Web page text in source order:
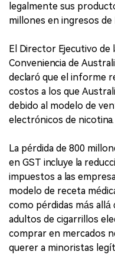
legalmente sus
millones en ingresos de
El Director Ejecutivo de
Conveniencia de
declaró que el informe
costos a los que
debido al modelo de
electrónicos de nicotina.
La pérdida de 800
en GST incluye la
impuestos a las
modelo de receta
como pérdidas más allá
adultos de cigarrillos
comprar en mercados
querer a minoristas